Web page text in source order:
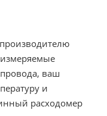
ваш
и
расходомер